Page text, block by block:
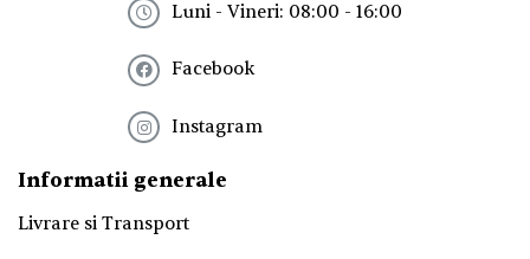
Luni - Vineri: 08:00 - 16:00
Facebook
Instagram
Informatii generale
Livrare si Transport